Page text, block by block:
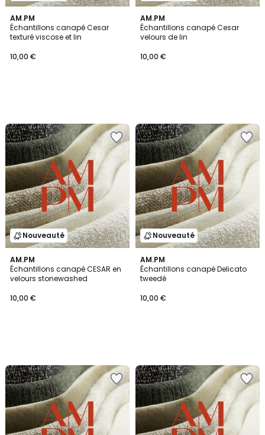
AM.PM
Échantillons canapé Cesar
texturé viscose et lin
10,00 €
AM.PM
Échantillons canapé Cesar
velours de lin
10,00 €
Nouveauté
AM.PM
Échantillons canapé CESAR en
velours stonewashed
10,00 €
Nouveauté
AM.PM
Échantillons canapé Delicato
tweedé
10,00 €